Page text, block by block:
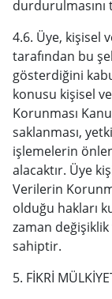
durdurulmasını
4.6. Üye, kişisel
tarafından bu
gösterdiğini
konusu kişisel
Korunması
saklanması,
işlemelerin
alacaktır. Üye
Verilerin
olduğu hakları
zaman
sahiptir.
5. FİKRİ